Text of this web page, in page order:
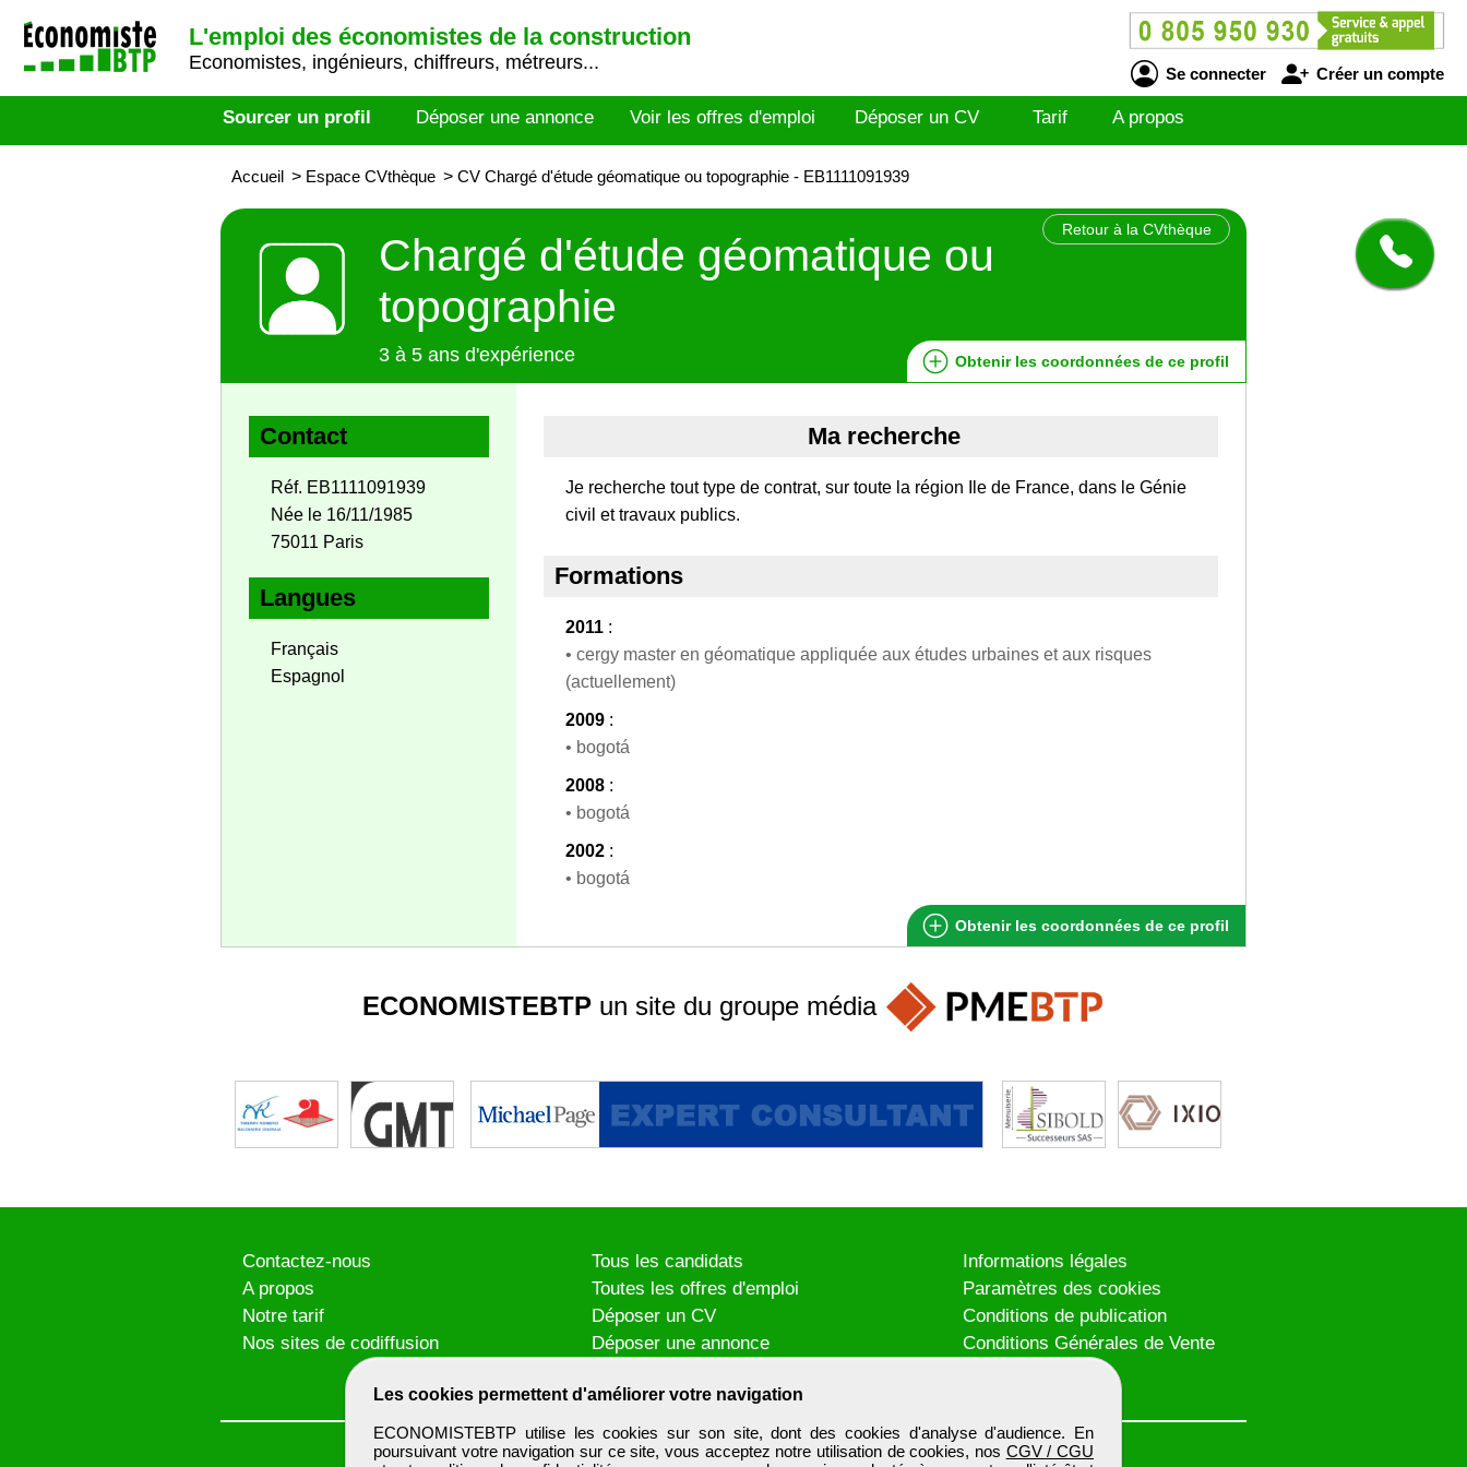
L'emploi des économistes de la construction
Economistes, ingénieurs, chiffreurs, métreurs...
Se connecter Créer un compte
Sourcer un profil Déposer une annonce Voir les offres d'emploi Déposer un CV Tarif A propos
Accueil > Espace CVthèque > CV Chargé d'étude géomatique ou topographie - EB1111091939
Retour à la CVthèque
Chargé d'étude géomatique ou
topographie
3 à 5 ans d'expérience Obtenir les coordonnées de ce profil
Contact
Réf. EB1111091939
Née le 16/11/1985
75011 Paris
Langues
Français
Espagnol
Ma recherche
Je recherche tout type de contrat, sur toute la région Ile de France, dans le Génie
civil et travaux publics.
Formations
2011 :
• cergy master en géomatique appliquée aux études urbaines et aux risques
(actuellement)
2009 :
• bogotá
2008 :
• bogotá
2002 :
• bogotá
Obtenir les coordonnées de ce profil
Les cookies permettent d'améliorer votre navigation
ECONOMISTEBTP utilise les cookies sur son site, dont des cookies d'analyse d'audience. En
poursuivant votre navigation sur ce site, vous acceptez notre utilisation de cookies, nos CGV / CGU
ECONOMISTEBTPun site du groupe média
Contactez-nous
A propos
Notre tarif
Nos sites de codiffusion
Tous les candidats
Toutes les offres d'emploi
Déposer un CV
Déposer une annonce
Informations légales
Paramètres des cookies
Conditions de publication
Conditions Générales de Vente